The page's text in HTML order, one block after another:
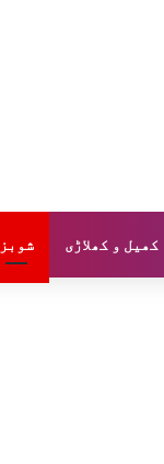
شوبز کھیل و کھلاڑی